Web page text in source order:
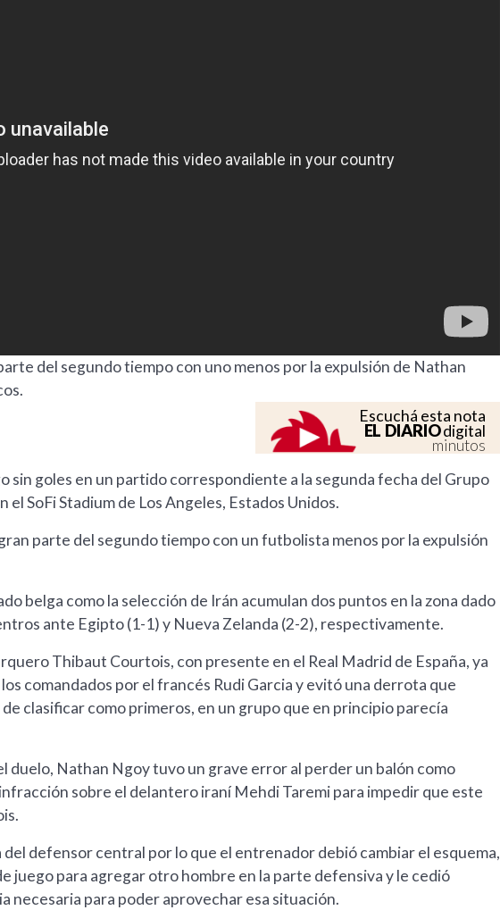
del segundo tiempo con uno menos por la expulsión de Nathan
Escuchá esta nota
EL DIARIOdigital
minutos
sin goles en un partido correspondiente a la segunda fecha del Grupo
el SoFi Stadium de Los Angeles, Estados Unidos.
parte del segundo tiempo con un futbolista menos por la expulsión
belga como la selección de Irán acumulan dos puntos en la zona dado
ante Egipto (1-1) y Nueva Zelanda (2-2), respectivamente.
Thibaut Courtois, con presente en el Real Madrid de España, ya
comandados por el francés Rudi Garcia y evitó una derrota que
clasificar como primeros, en un grupo que en principio parecía
duelo, Nathan Ngoy tuvo un grave error al perder un balón como
sobre el delantero iraní Mehdi Taremi para impedir que este
defensor central por lo que el entrenador debió cambiar el esquema,
juego para agregar otro hombre en la parte defensiva y le cedió
necesaria para poder aprovechar esa situación.